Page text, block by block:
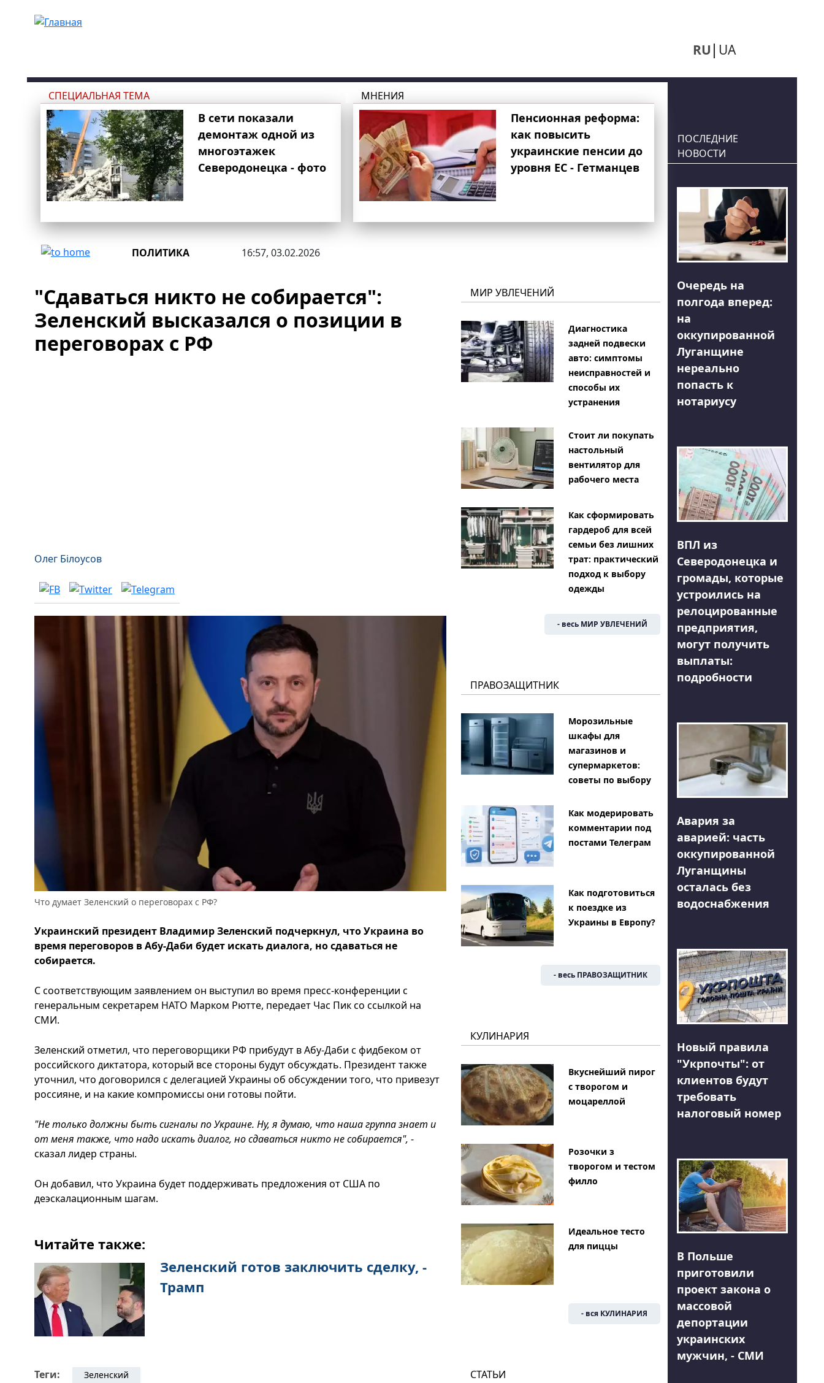
RU UA
СПЕЦИАЛЬНАЯ ТЕМА
В сети показали
демонтаж одной из
многоэтажек
Северодонецка - фото
МНЕНИЯ
Пенсионная реформа:
как повысить
украинские пенсии до
уровня ЕС - Гетманцев
ПОЛИТИКА 16:57, 03.02.2026
"Сдаваться никто не собирается":
Зеленский высказался о позиции в
переговорах с РФ
Олег Білоусов
Что думает Зеленский о переговорах с РФ?
Украинский президент Владимир Зеленский подчеркнул, что Украина во
время переговоров в Абу-Даби будет искать диалога, но сдаваться не
собирается.
С соответствующим заявлением он выступил во время пресс-конференции с
генеральным секретарем НАТО Марком Рютте, передает Час Пик со ссылкой на
СМИ.
Зеленский отметил, что переговорщики РФ прибудут в Абу-Даби с фидбеком от
российского диктатора, который все стороны будут обсуждать. Президент также
уточнил, что договорился с делегацией Украины об обсуждении того, что привезут
россияне, и на какие компромиссы они готовы пойти.
"Не только должны быть сигналы по Украине. Ну, я думаю, что наша группа знает и
от меня также, что надо искать диалог, но сдаваться никто не собирается", -
сказал лидер страны.
Он добавил, что Украина будет поддерживать предложения от США по
деэскалационным шагам.
Читайте также:
Зеленский готов заключить сделку, -
Трамп
Теги: Зеленский
МИР УВЛЕЧЕНИЙ
Диагностика
задней подвески
авто: симптомы
неисправностей и
способы их
устранения
Стоит ли покупать
настольный
вентилятор для
рабочего места
Как сформировать
гардероб для всей
семьи без лишних
трат: практический
подход к выбору
одежды
- весь МИР УВЛЕЧЕНИЙ
ПРАВОЗАЩИТНИК
Морозильные
шкафы для
магазинов и
супермаркетов:
советы по выбору
Как модерировать
комментарии под
постами Телеграм
Как подготовиться
к поездке из
Украины в Европу?
- весь ПРАВОЗАЩИТНИК
КУЛИНАРИЯ
Вкуснейший пирог
с творогом и
моцареллой
Розочки з
творогом и тестом
филло
Идеальное тесто
для пиццы
- вся КУЛИНАРИЯ
СТАТЬИ
ПОСЛЕДНИЕ
НОВОСТИ
Очередь на
полгода вперед:
на
оккупированной
Луганщине
нереально
попасть к
нотариусу
ВПЛ из
Северодонецка и
громады, которые
устроились на
релоцированные
предприятия,
могут получить
выплаты:
подробности
Авария за
аварией: часть
оккупированной
Луганщины
осталась без
водоснабжения
Новый правила
"Укрпочты": от
клиентов будут
требовать
налоговый номер
В Польше
приготовили
проект закона о
массовой
депортации
украинских
мужчин, - СМИ